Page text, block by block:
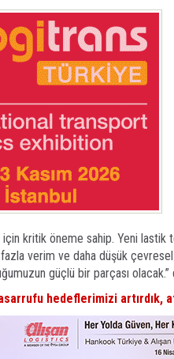
kritik öneme sahip. Yeni lastik
fazla verim ve daha düşük
güçlü bir parçası olacak.”
hedeflerimizi artırdık,